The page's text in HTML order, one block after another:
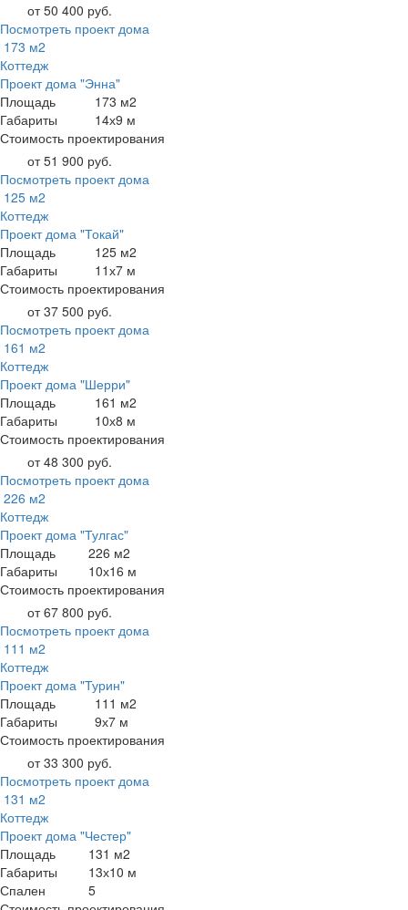
от 50 400 руб.
Посмотреть проект дома
173 м2
Коттедж
Проект дома "Энна"
Площадь
173 м2
Габариты
14х9 м
Стоимость проектирования
от 51 900 руб.
Посмотреть проект дома
125 м2
Коттедж
Проект дома "Токай"
Площадь
125 м2
Габариты
11х7 м
Стоимость проектирования
от 37 500 руб.
Посмотреть проект дома
161 м2
Коттедж
Проект дома "Шерри"
Площадь
161 м2
Габариты
10х8 м
Стоимость проектирования
от 48 300 руб.
Посмотреть проект дома
226 м2
Коттедж
Проект дома "Тулгас"
Площадь
226 м2
Габариты
10х16 м
Стоимость проектирования
от 67 800 руб.
Посмотреть проект дома
111 м2
Коттедж
Проект дома "Турин"
Площадь
111 м2
Габариты
9х7 м
Стоимость проектирования
от 33 300 руб.
Посмотреть проект дома
131 м2
Коттедж
Проект дома "Честер"
Площадь
131 м2
Габариты
13х10 м
Спален
5